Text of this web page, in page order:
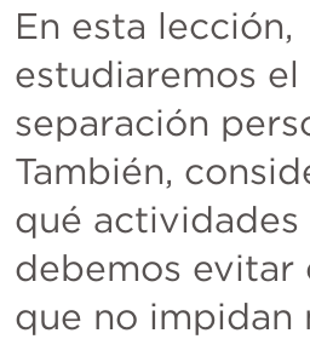
En esta lección,
estudiaremos
separación
También,
qué actividades
debemos evitar
que no impidan